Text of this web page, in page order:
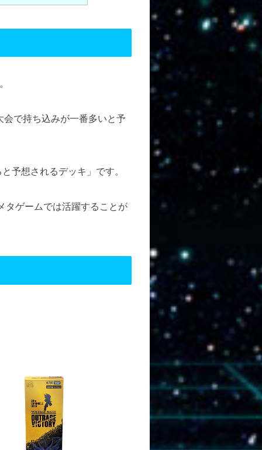
で持ち込みが一番多いと予
予想されるデッキ」です。
タゲームでは活躍することが